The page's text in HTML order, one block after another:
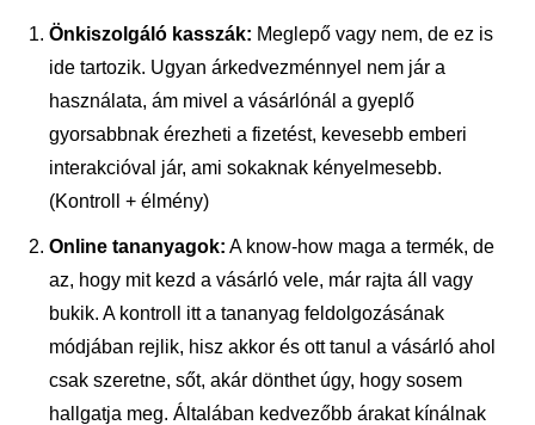
Önkiszolgáló kasszák: Meglepő vagy nem, de ez is
ide tartozik. Ugyan árkedvezménnyel nem jár a
használata, ám mivel a vásárlónál a gyeplő
gyorsabbnak érezheti a fizetést, kevesebb emberi
interakcióval jár, ami sokaknak kényelmesebb.
(Kontroll + élmény)
Online tananyagok: A know-how maga a termék, de
az, hogy mit kezd a vásárló vele, már rajta áll vagy
bukik. A kontroll itt a tananyag feldolgozásának
módjában rejlik, hisz akkor és ott tanul a vásárló ahol
csak szeretne, sőt, akár dönthet úgy, hogy sosem
hallgatja meg. Általában kedvezőbb árakat kínálnak